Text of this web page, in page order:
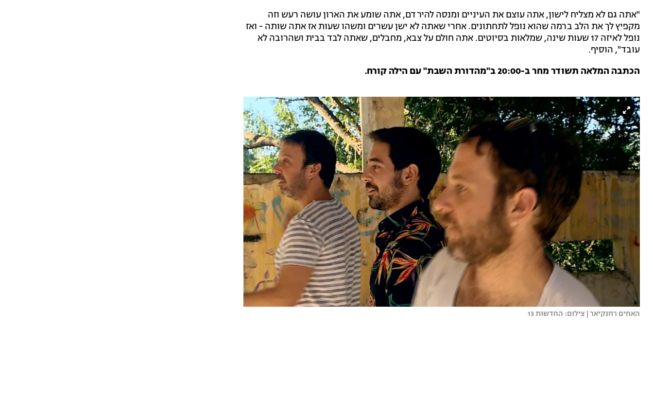
"אתה גם לא מצליח לישון, אתה עוצם את העיניים ומנסה להירדם, אתה שומע את הארון עושה רעש וזה
מקפיץ לך את הלב ברמה שהוא נופל לתחתונים. אחרי שאתה לא ישן עשרים ומשהו שעות אז אתה שותה - ואז
נופל לאיזה 17 שעות שינה, שמלאות בסיוטים. אתה חולם על צבא, מחבלים, שאתה לבד בבית ושהרובה לא
עובד", הוסיף.
הכתבה המלאה תשודר מחר ב-20:00 ב"מהדורת השבת" עם הילה קורח.
האחים רוזנקיאר | צילום: החדשות 13